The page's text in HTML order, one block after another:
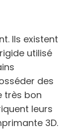
Ils existent
utilisé
des
très bon
leurs
3D.